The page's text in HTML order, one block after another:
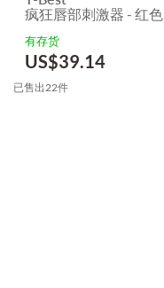
疯狂唇部刺激器 - 红色
有存货
US$39.14
已售出22件